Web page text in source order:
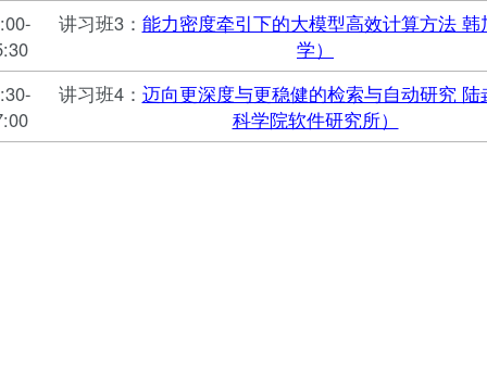
讲习班3： 能力密度牵引下的大模型高效计算方法 韩
学）
讲习班4： 迈向更深度与更稳健的检索与自动研究 陆
科学院软件研究所）